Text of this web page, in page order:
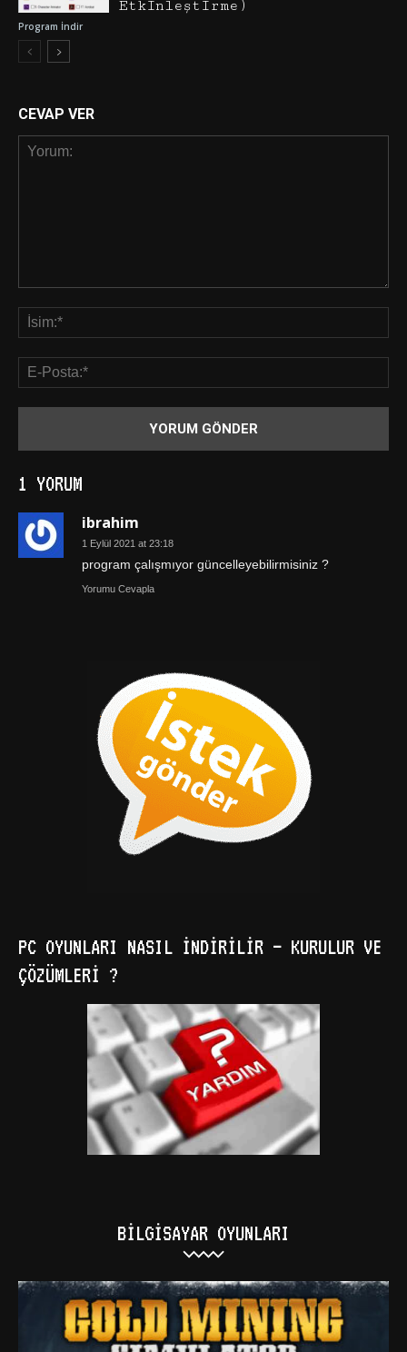
Program İndir
Etkinleştirme)
CEVAP VER
1 YORUM
ibrahim
1 Eylül 2021 at 23:18
program çalışmıyor güncelleyebilirmisiniz ?
Yorumu Cevapla
PC OYUNLARI NASIL İNDIRILIR – KURULUR VE
ÇÖZÜMLERI ?
BILGISAYAR OYUNLARI